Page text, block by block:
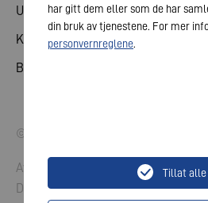
Utgivelser
Kontakt med investorer
Bedriftsledelse
© 2026 VARTA AG. Med enerett.
Avtrykk
Datavern
har gitt dem eller som de har
din bruk av tjenestene. For mer
personvernreglene.
Tillat alle